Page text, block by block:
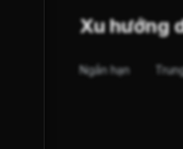
Xu hướng
Ngắn hạn